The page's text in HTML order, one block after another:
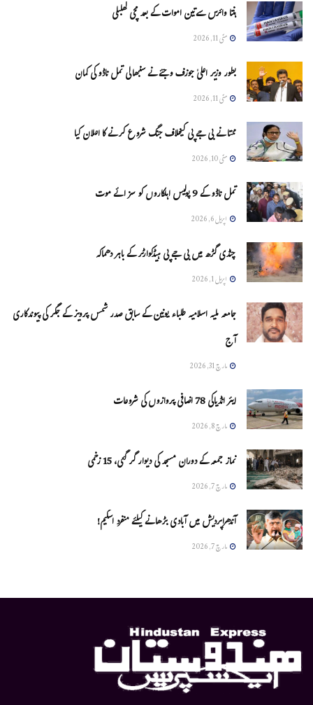
ہنتا وائرس سےتین اموات کے بعد مچی کھلبلی
مئی 11, 2026
بطور وزیر اعلیٰ جوزف وجئے نے سنبھالی تمل ناڈو کی کمان
مئی 11, 2026
ممتا نے بی جے پی کیخلاف جنگ شروع کرنے کا اعلان کیا
مئی 10, 2026
تمل ناڈو کے 9 پولیس اہلکاروں کو سزائے موت
اپریل 6, 2026
چنڈی گڑھ میں بی جے پی ہیڈکوارٹر کے باہر دھماکہ
اپریل 1, 2026
جامعہ ملیہ اسلامیہ طلباء یونین کے سابق صدر شمس پرویز کے جگر کی پیوندکاری
آج
مارچ 31, 2026
ایئر انڈیاکی 78 اضافی پروازوں کی شروعات
مارچ 8, 2026
نماز جمعہ کے دوران مسجد کی دیوار گر گئی، 15 زخمی
مارچ 7, 2026
آندھراپردیش میں آبادی بڑھانے کیلئے منفرد اسکیم!
مارچ 7, 2026